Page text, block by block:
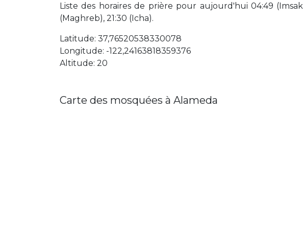
Liste des horaires de prière pour aujourd'hui 04:49
(Maghreb), 21:30 (Icha).
Latitude: 37,76520538330078
Longitude: -122,24163818359376
Altitude: 20
Carte des mosquées à Alameda